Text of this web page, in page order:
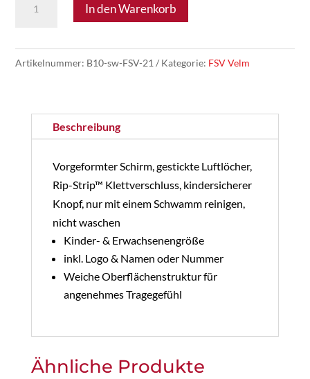
Erwachsene
In den Warenkorb
Artikelnummer: B10-sw-FSV-21 Kategorie: FSV Velm
Beschreibung
Vorgeformter Schirm, gestickte Luftlöcher,
Rip-Strip™ Klettverschluss, kindersicherer
Knopf, nur mit einem Schwamm reinigen,
nicht waschen
Kinder- & Erwachsenengröße
inkl. Logo & Namen oder Nummer
Weiche Oberflächenstruktur für
angenehmes Tragegefühl
Ähnliche Produkte